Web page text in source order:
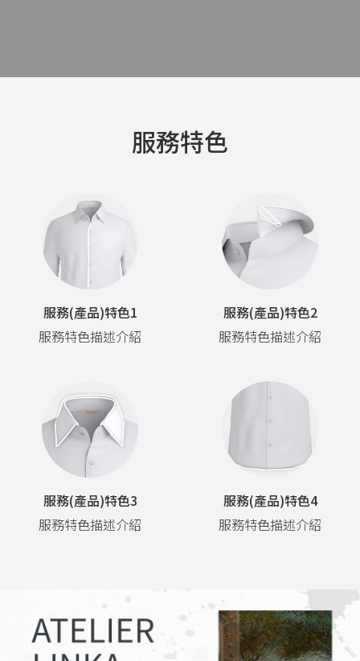
服務特色
服務(產品)特色1
服務特色描述介紹
服務(產品)特色2
服務特色描述介紹
服務(產品)特色3
服務特色描述介紹
服務(產品)特色4
服務特色描述介紹